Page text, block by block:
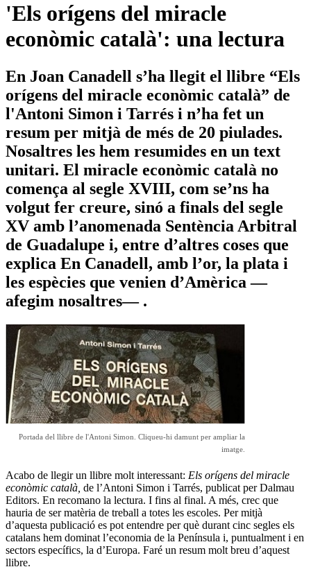
'Els orígens del miracle
econòmic català': una lectura
En Joan Canadell s’ha llegit el llibre “Els
orígens del miracle econòmic català” de
l'Antoni Simon i Tarrés i n’ha fet un
resum per mitjà de més de 20 piulades.
Nosaltres les hem resumides en un text
unitari. El miracle econòmic català no
comença al segle XVIII, com se’ns ha
volgut fer creure, sinó a finals del segle
XV amb l’anomenada Sentència Arbitral
de Guadalupe i, entre d’altres coses que
explica En Canadell, amb l’or, la plata i
les espècies que venien d’Amèrica —
afegim nosaltres— .
Portada del llibre de l'Antoni Simon. Cliqueu-hi damunt per ampliar la
imatge.
Acabo de llegir un llibre molt interessant: Els orígens del miracle
econòmic català, de l’Antoni Simon i Tarrés, publicat per Dalmau
Editors. En recomano la lectura. I fins al final. A més, crec que
hauria de ser matèria de treball a totes les escoles. Per mitjà
d’aquesta publicació es pot entendre per què durant cinc segles els
catalans hem dominat l’economia de la Península i, puntualment i en
sectors específics, la d’Europa. Faré un resum molt breu d’aquest
llibre.